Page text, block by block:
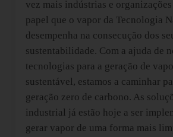
vez mais indústrias e
papel que o vapor da Tecnologia
desempenha na consecução dos
sustentabilidade. Com a ajuda de
tecnologias para a geração de
sustentável, estamos a caminhar
geração zero de carbono. As
industrial já estão hoje a ser
gerar vapor de uma forma mais